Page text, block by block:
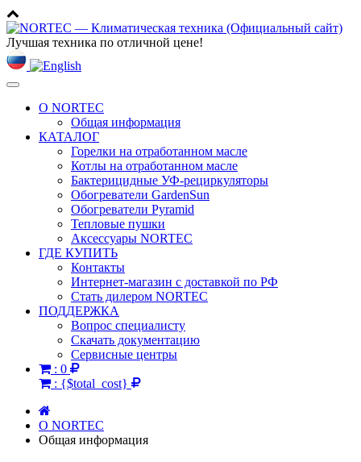
Лучшая техника по отличной цене!
Toggle
navigationО NORTEC
Общая информация
КАТАЛОГ
Горелки на отработанном масле
Котлы на отработанном масле
Бактерицидные УФ-рециркуляторы
Обогреватели GardenSun
Обогреватели Pyramid
Тепловые пушки
Аксессуары NORTEC
ГДЕ КУПИТЬ
Контакты
Интернет-магазин с доставкой по РФ
Стать дилером NORTEC
ПОДДЕРЖКА
Вопрос специалисту
Скачать документацию
Сервисные центры
: 0
: {$total_cost}
О NORTEC
Общая информация